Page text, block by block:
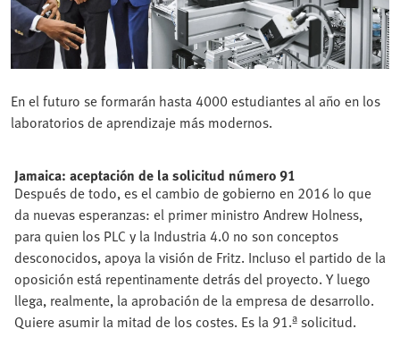
En el futuro se formarán hasta 4000 estudiantes al año en los
laboratorios de aprendizaje más modernos.
Jamaica: aceptación de la solicitud número 91
Después de todo, es el cambio de gobierno en 2016 lo que
da nuevas esperanzas: el primer ministro Andrew Holness,
para quien los PLC y la Industria 4.0 no son conceptos
desconocidos, apoya la visión de Fritz. Incluso el partido de la
oposición está repentinamente detrás del proyecto. Y luego
llega, realmente, la aprobación de la empresa de desarrollo.
Quiere asumir la mitad de los costes. Es la 91.ª solicitud.